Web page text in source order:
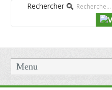
Rechercher
Menu